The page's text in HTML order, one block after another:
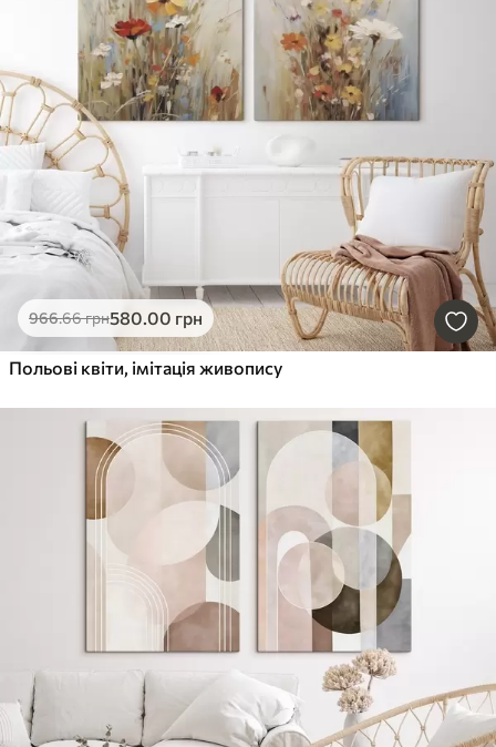
966.66грн580.00 грн
Польові квіти, імітація живопису